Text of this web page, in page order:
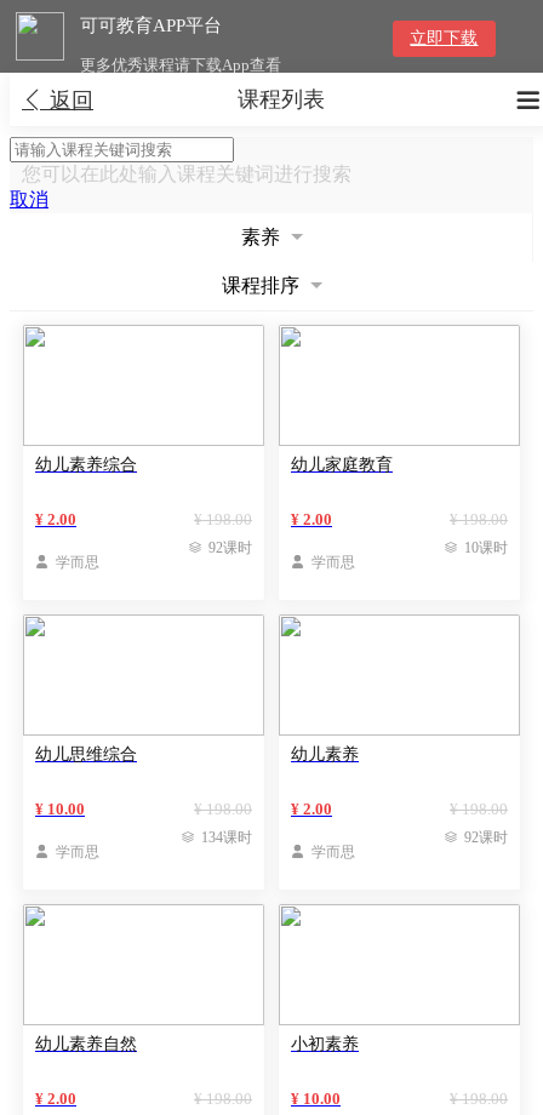
可可教育APP平台
更多优秀课程请下载App查看
立即下载
 返回 
课程列表
您可以在此处输入课程关键词进行搜索
取消
素养
课程排序
幼儿素养综合
¥ 198.00
¥ 2.00
 学而思
 92课时
幼儿家庭教育
¥ 198.00
¥ 2.00
 学而思
 10课时
幼儿思维综合
¥ 198.00
¥ 10.00
 学而思
 134课时
幼儿素养
¥ 198.00
¥ 2.00
 学而思
 92课时
幼儿素养自然
¥ 198.00
¥ 2.00
小初素养
¥ 198.00
¥ 10.00